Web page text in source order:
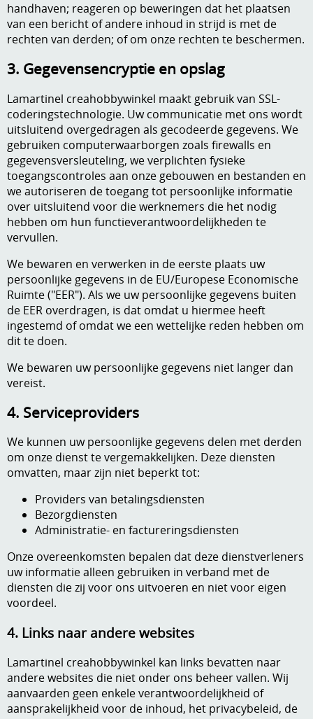
handhaven; reageren op beweringen dat het plaatsen
van een bericht of andere inhoud in strijd is met de
rechten van derden; of om onze rechten te beschermen.
3. Gegevensencryptie en opslag
Lamartinel creahobbywinkel maakt gebruik van SSL-
coderingstechnologie. Uw communicatie met ons wordt
uitsluitend overgedragen als gecodeerde gegevens. We
gebruiken computerwaarborgen zoals firewalls en
gegevensversleuteling, we verplichten fysieke
toegangscontroles aan onze gebouwen en bestanden en
we autoriseren de toegang tot persoonlijke informatie
over uitsluitend voor die werknemers die het nodig
hebben om hun functieverantwoordelijkheden te
vervullen.
We bewaren en verwerken in de eerste plaats uw
persoonlijke gegevens in de EU/Europese Economische
Ruimte ("EER"). Als we uw persoonlijke gegevens buiten
de EER overdragen, is dat omdat u hiermee heeft
ingestemd of omdat we een wettelijke reden hebben om
dit te doen.
We bewaren uw persoonlijke gegevens niet langer dan
vereist.
4. Serviceproviders
We kunnen uw persoonlijke gegevens delen met derden
om onze dienst te vergemakkelijken. Deze diensten
omvatten, maar zijn niet beperkt tot:
Providers van betalingsdiensten
Bezorgdiensten
Administratie- en factureringsdiensten
Onze overeenkomsten bepalen dat deze dienstverleners
uw informatie alleen gebruiken in verband met de
diensten die zij voor ons uitvoeren en niet voor eigen
voordeel.
4. Links naar andere websites
Lamartinel creahobbywinkel kan links bevatten naar
andere websites die niet onder ons beheer vallen. Wij
aanvaarden geen enkele verantwoordelijkheid of
aansprakelijkheid voor de inhoud, het privacybeleid, de